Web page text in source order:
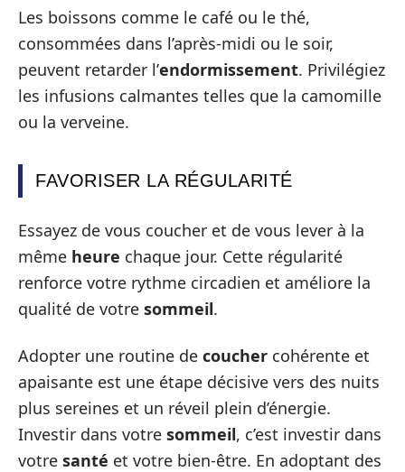
Les boissons comme le café ou le thé,
consommées dans l’après-midi ou le soir,
peuvent retarder l’endormissement. Privilégiez
les infusions calmantes telles que la camomille
ou la verveine.
FAVORISER LA RÉGULARITÉ
Essayez de vous coucher et de vous lever à la
même heure chaque jour. Cette régularité
renforce votre rythme circadien et améliore la
qualité de votre sommeil.
Adopter une routine de coucher cohérente et
apaisante est une étape décisive vers des nuits
plus sereines et un réveil plein d’énergie.
Investir dans votre sommeil, c’est investir dans
votre santé et votre bien-être. En adoptant des